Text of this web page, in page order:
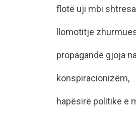
flotë uji mbi
llomotitje
propagandë gjoja
konspiracionizëm,
hapësirë politike e